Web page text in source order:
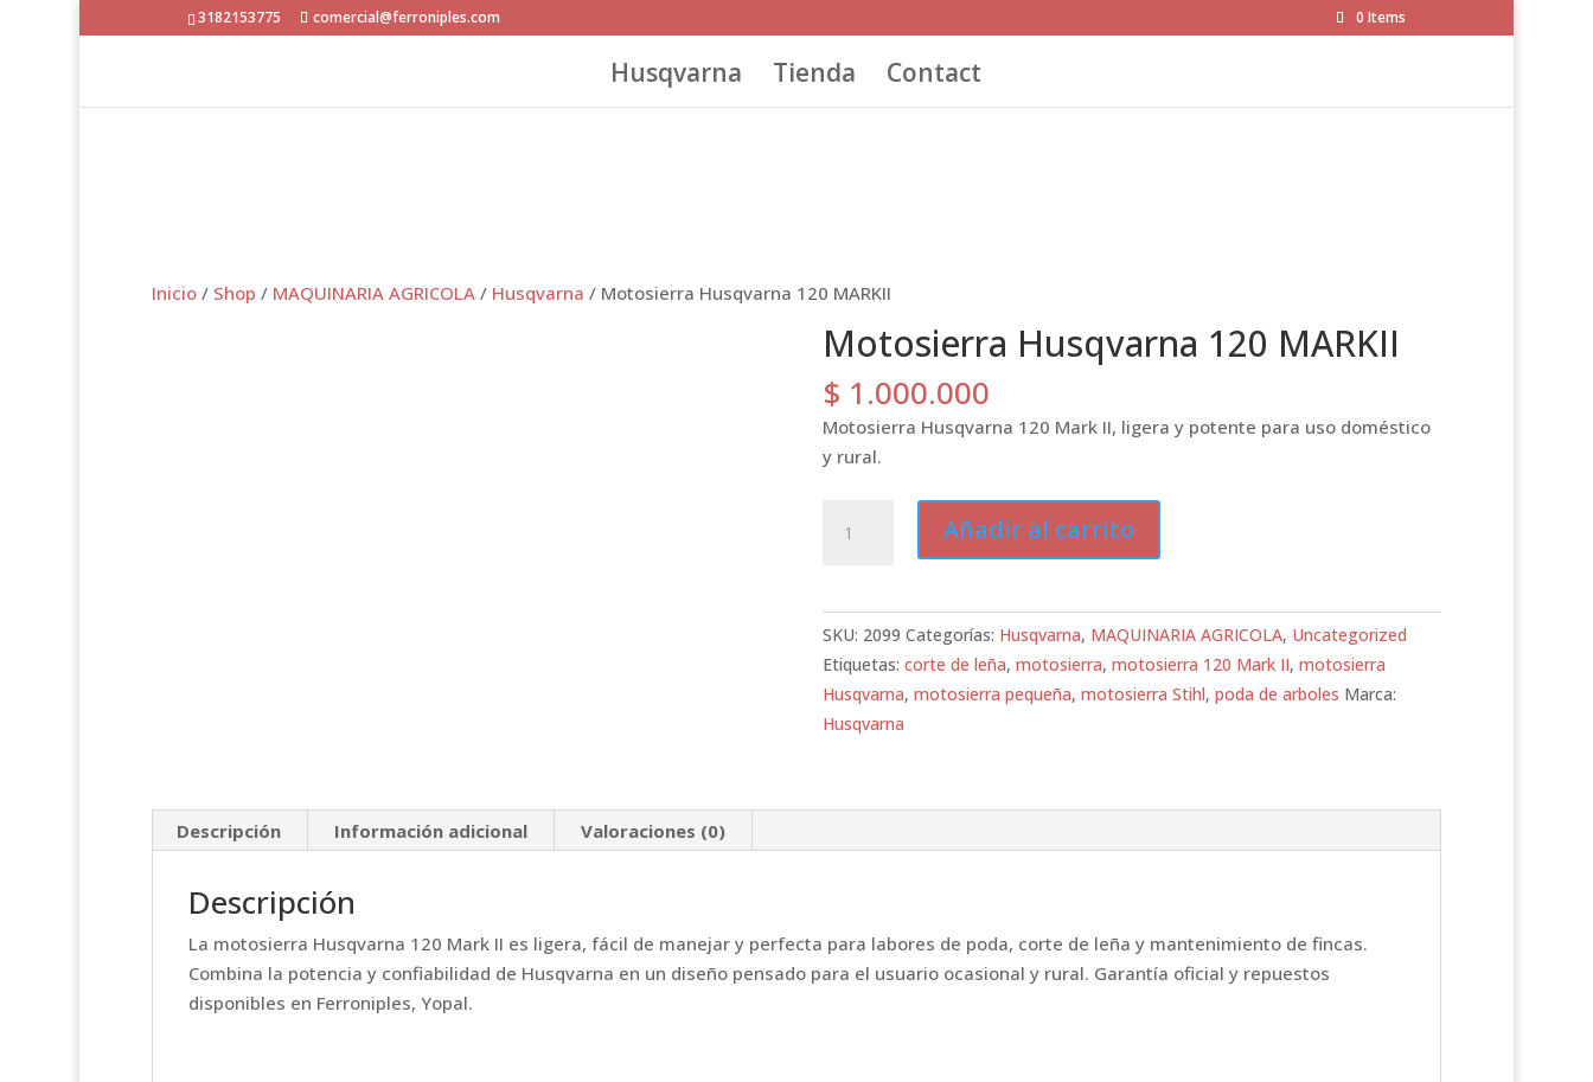
3182153775 comercial@ferroniples.com 0 Items
Husqvarna Tienda Contact
Inicio/ Shop / MAQUINARIA AGRICOLA/ Husqvarna / Motosierra Husqvarna 120 MARKII
Motosierra Husqvarna 120 MARKII
$ 1.000.000
Motosierra Husqvarna 120 Mark II, ligera y potente para uso doméstico
y rural.
Husqvarna
cantidad
Añadir al carrito
SKU: 2099 Categorías: Husqvarna, MAQUINARIA AGRICOLA, Uncategorized
Etiquetas: corte de leña, motosierra, motosierra 120 Mark II, motosierra
Husqvarna, motosierra pequeña, motosierra Stihl, poda de arboles Marca:
Husqvarna
Descripción Información adicional Valoraciones (0)
Descripción
La motosierra Husqvarna 120 Mark II es ligera, fácil de manejar y perfecta para labores de poda, corte de leña y mantenimiento de fincas.
Combina la potencia y confiabilidad de Husqvarna en un diseño pensado para el usuario ocasional y rural. Garantía oficial y repuestos
disponibles en Ferroniples, Yopal.